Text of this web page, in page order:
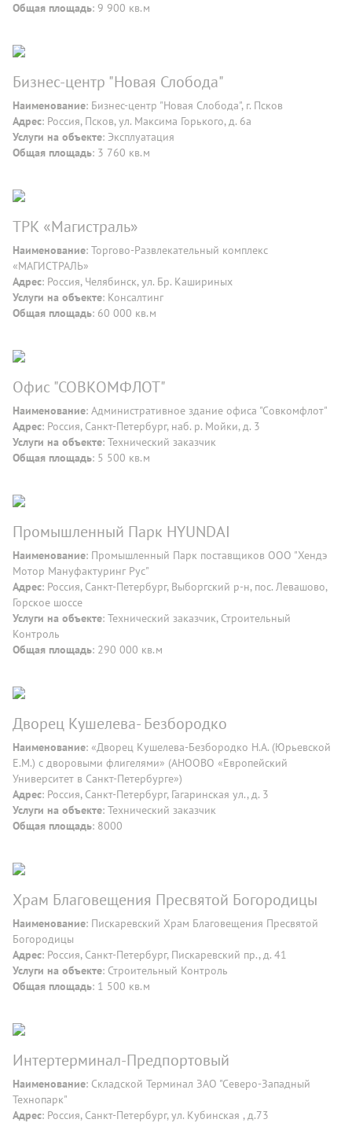
Общая площадь: 9 900 кв.м
Бизнес-центр "Новая Слобода"
Наименование: Бизнес-центр "Новая Слобода", г. Псков
Адрес: Россия, Псков, ул. Максима Горького, д. 6а
Услуги на объекте: Эксплуатация
Общая площадь: 3 760 кв.м
ТРК «Магистраль»
Наименование: Торгово-Развлекательный комплекс
«МАГИСТРАЛЬ»
Адрес: Россия, Челябинск, ул. Бр. Кашириных
Услуги на объекте: Консалтинг
Общая площадь: 60 000 кв.м
Офис "СОВКОМФЛОТ"
Наименование: Административное здание офиса "Совкомфлот"
Адрес: Россия, Санкт-Петербург, наб. р. Мойки, д. 3
Услуги на объекте: Технический заказчик
Общая площадь: 5 500 кв.м
Промышленный Парк HYUNDAI
Наименование: Промышленный Парк поставщиков ООО "Хендэ
Мотор Мануфактуринг Рус"
Адрес: Россия, Санкт-Петербург, Выборгский р-н, пос. Левашово,
Горское шоссe
Услуги на объекте: Технический заказчик, Строительный
Контроль
Общая площадь: 290 000 кв.м
Дворец Кушелева- Безбородко
Наименование: «Дворец Кушелева-Безбородко Н.А. (Юрьевской
Е.М.) с дворовыми флигелями» (АНООВО «Европейский
Университет в Санкт-Петербурге»)
Адрес: Россия, Санкт-Петербург, Гагаринская ул., д. 3
Услуги на объекте: Технический заказчик
Общая площадь: 8000
Храм Благовещения Пресвятой Богородицы
Наименование: Пискаревский Храм Благовещения Пресвятой
Богородицы
Адрес: Россия, Санкт-Петербург, Пискаревский пр., д. 41
Услуги на объекте: Строительный Контроль
Общая площадь: 1 500 кв.м
Интертерминал-Предпортовый
Наименование: Складской Терминал ЗАО "Северо-Западный
Технопарк"
Адрес: Россия, Санкт-Петербург, ул. Кубинская , д.73